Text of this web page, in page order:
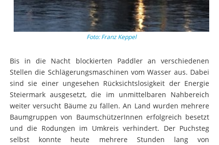
Foto: Franz Keppel
Bis in die Nacht blockierten Paddler an verschiedenen
Stellen die Schlägerungsmaschinen vom Wasser aus. Dabei
sind sie einer ungesehen Rücksichtslosigkeit der Energie
Steiermark ausgesetzt, die im unmittelbaren Nahbereich
weiter versucht Bäume zu fällen. An Land wurden mehrere
Baumgruppen von BaumschützerInnen erfolgreich besetzt
und die Rodungen im Umkreis verhindert. Der Puchsteg
selbst konnte heute mehrere Stunden lang von